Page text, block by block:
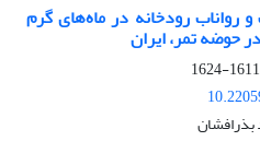
رواناب رودخانه در ماه‌های گرم
حوضه تمر، ایران
1611-1624
بذرافشان